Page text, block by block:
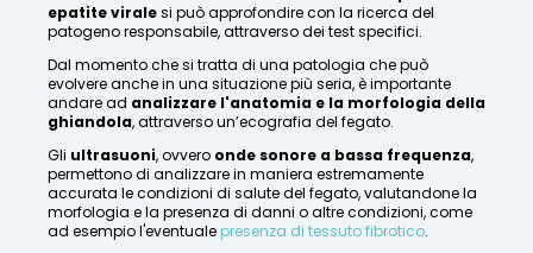
epatite viralesi può approfondire con la ricerca del
patogeno responsabile, attraverso dei test specifici.
Dal momento che si tratta di una patologia che può
evolvere anche in una situazione più seria, è importante
andare ad analizzare l'anatomia e la morfologia della
ghiandola, attraverso un’ecografia del fegato.
Gli ultrasuoni, ovvero onde sonore a bassa frequenza,
permettono di analizzare in maniera estremamente
accurata le condizioni di salute del fegato, valutandone la
morfologia e la presenza di danni o altre condizioni, come
ad esempio l'eventuale presenza di tessuto fibrotico.